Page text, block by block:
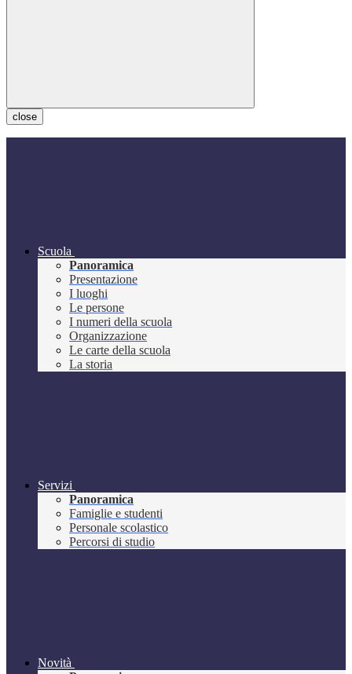
close
Scuola
Panoramica
Presentazione
I luoghi
Le persone
I numeri della scuola
Organizzazione
Le carte della scuola
La storia
Servizi
Panoramica
Famiglie e studenti
Personale scolastico
Percorsi di studio
Novità